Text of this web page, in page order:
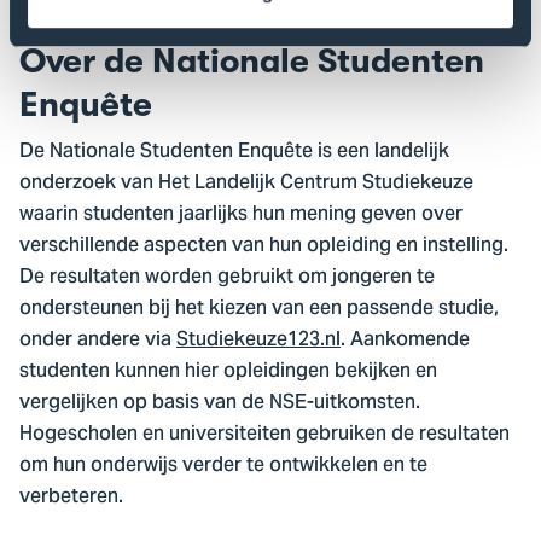
Over de Nationale Studenten
Enquête
De Nationale Studenten Enquête is een landelijk
onderzoek van Het Landelijk Centrum Studiekeuze
waarin studenten jaarlijks hun mening geven over
verschillende aspecten van hun opleiding en instelling.
De resultaten worden gebruikt om jongeren te
ondersteunen bij het kiezen van een passende studie,
onder andere viaStudiekeuze123.nl. Aankomende
studenten kunnen hier opleidingen bekijken en
vergelijken op basis van de NSE-uitkomsten.
Hogescholen en universiteiten gebruiken de resultaten
om hun onderwijs verder te ontwikkelen en te
verbeteren.